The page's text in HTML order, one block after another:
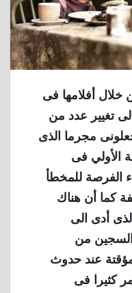
أفلامها فى
تغيير عدد من
مجرما الذى
الأولي فى
الفرصة للمخطأ
كما أن هناك
أدى الى
من
عند حدوث
كثيرا فى